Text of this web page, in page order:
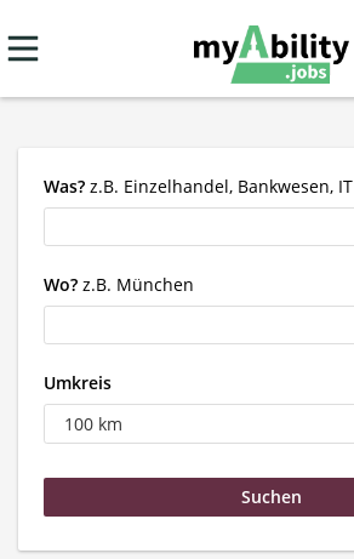
Was? z.B. Einzelhandel, Bankwesen, IT
Wo? z.B. München
Umkreis